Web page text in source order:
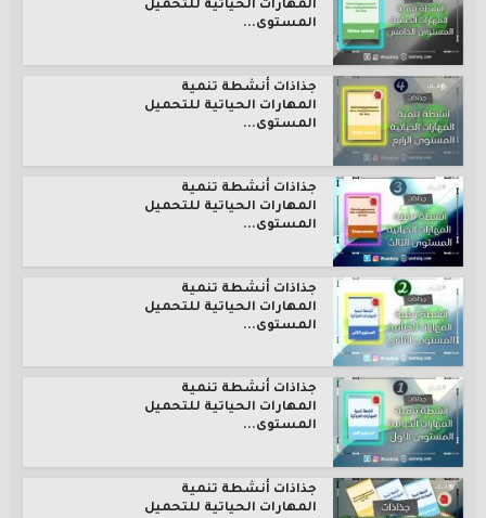
المهارات الحياتية للتحميل
المستوى...
جذاذات أنشطة تنمية
المهارات الحياتية للتحميل
المستوى...
جذاذات أنشطة تنمية
المهارات الحياتية للتحميل
المستوى...
جذاذات أنشطة تنمية
المهارات الحياتية للتحميل
المستوى...
جذاذات أنشطة تنمية
المهارات الحياتية للتحميل
المستوى...
جذاذات أنشطة تنمية
المهارات الحياتية للتحميل